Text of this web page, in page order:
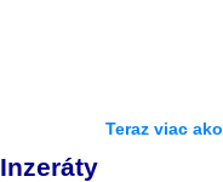
Teraz viac ako
Inzeráty